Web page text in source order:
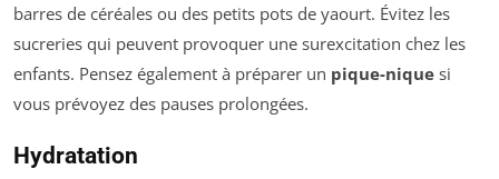
barres de céréales ou des petits pots de yaourt. Évitez les
sucreries qui peuvent provoquer une surexcitation chez les
enfants. Pensez également à préparer un pique-nique si
vous prévoyez des pauses prolongées.
Hydratation